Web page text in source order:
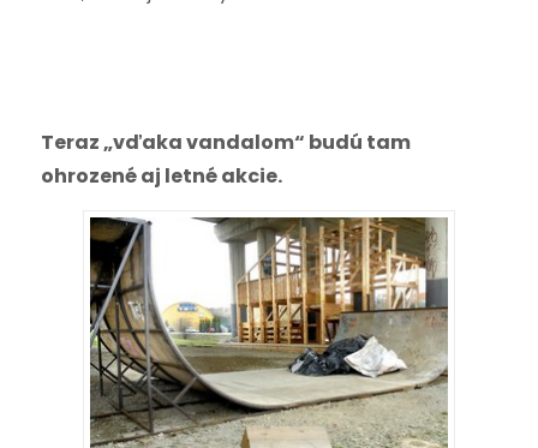
Teraz „vďaka vandalom“ budú tam
ohrozené aj letné akcie.